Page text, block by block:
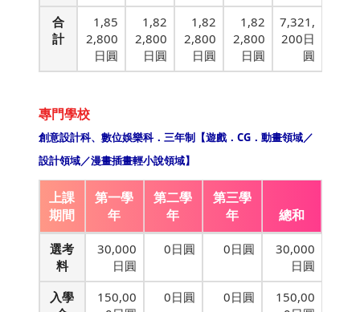
合
計
1,85
2,800
日圓
1,82
2,800
日圓
1,82
2,800
日圓
1,82
2,800
日圓
7,321,
200日
圓
專門學校
創意設計科、數位娛樂科．三年制【遊戲．CG．動畫領域／
設計領域／漫畫插畫輕小說領域】
上課
期間
第一學
年
第二學
年
第三學
年
總和
選考
料
30,000
日圓
0日圓 0日圓
30,000
日圓
入學
150,00
0日圓 0日圓
150,00